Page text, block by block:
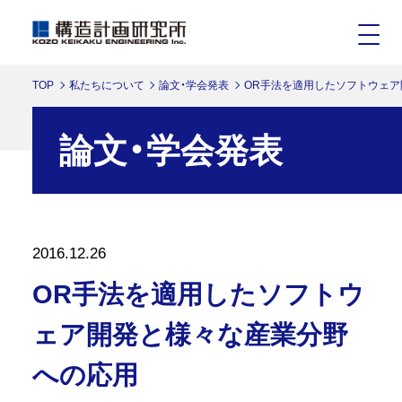
TOP 私たちについて 論文・学会発表 OR手法を適用したソフトウェ
論文・学会発表
2016.12.26
OR手法を適用したソフトウ
ェア開発と様々な産業分野
への応用